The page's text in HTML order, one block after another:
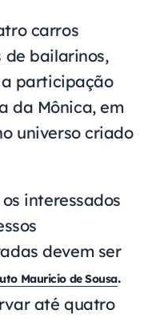
carros
de bailarinos,
participação
da Mônica, em
universo criado
interessados
devem ser
Mauricio de Sousa.
até quatro